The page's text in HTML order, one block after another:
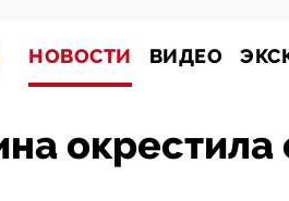
НОВОСТИ ВИДЕО
окрестила